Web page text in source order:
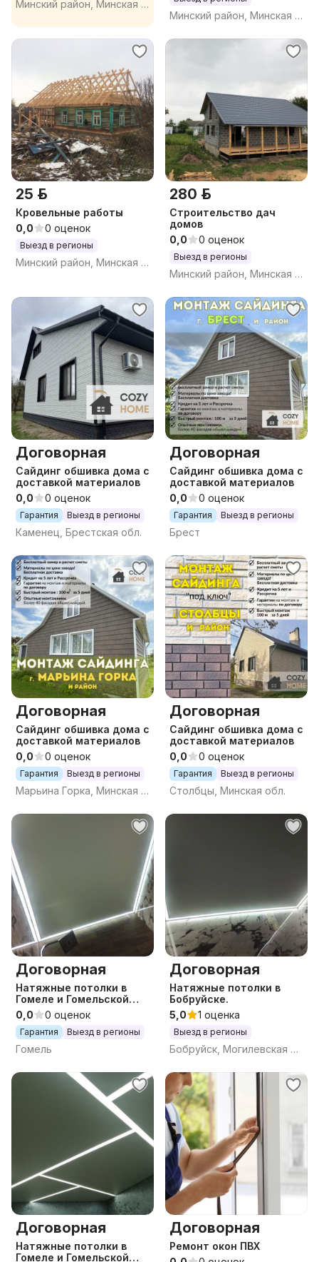
Минский район, Минская обл.
Минский район, Минская обл.
25 р.
Кровельные работы
0,0
0 оценок
Выезд в регионы
Минский район, Минская обл.
280 р.
Строительство дач
домов
0,0
0 оценок
Выезд в регионы
Минский район, Минская обл.
Договорная
Сайдинг обшивка дома с
доставкой материалов
0,0
0 оценок
Гарантия Выезд в регионы
Каменец, Брестская обл.
Договорная
Сайдинг обшивка дома с
доставкой материалов
0,0
0 оценок
Гарантия Выезд в регионы
Брест
Договорная
Сайдинг обшивка дома с
доставкой материалов
0,0
0 оценок
Гарантия Выезд в регионы
Марьина Горка, Минская обл.
Договорная
Сайдинг обшивка дома с
доставкой материалов
0,0
0 оценок
Гарантия Выезд в регионы
Столбцы, Минская обл.
Договорная
Натяжные потолки в
Гомеле и Гомельской
области
0,0 0 оценок
Гарантия Выезд в регионы
Гомель
Договорная
Натяжные потолки в
Бобруйске.
5,0
1 оценка
Выезд в регионы
Бобруйск, Могилевская обл.
Договорная
Натяжные потолки в
Гомеле и Гомельской
Договорная
Ремонт окон ПВХ